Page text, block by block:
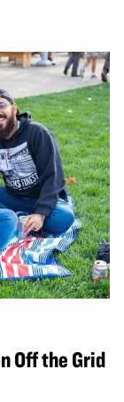
Off the Grid